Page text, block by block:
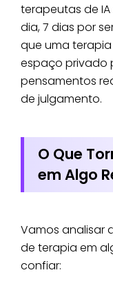
terapeutas de
dia, 7 dias por
que uma
espaço privado
pensamentos
de julgamento.
O Que
em Algo
Vamos analisar
de terapia em
confiar: